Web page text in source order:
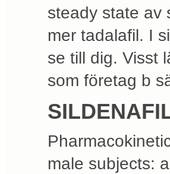
steady state av
mer tadalafil. I
se till dig. Visst
som företag b
male subjects: